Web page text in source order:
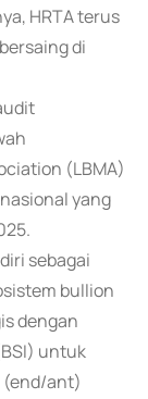
HRTA terus
di
(LBMA)
yang
sebagai
bullion
dengan
untuk
(end/ant)